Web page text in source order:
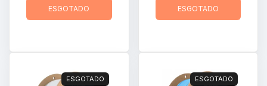
ESGOTADO ESGOTADO
ESGOTADO ESGOTADO